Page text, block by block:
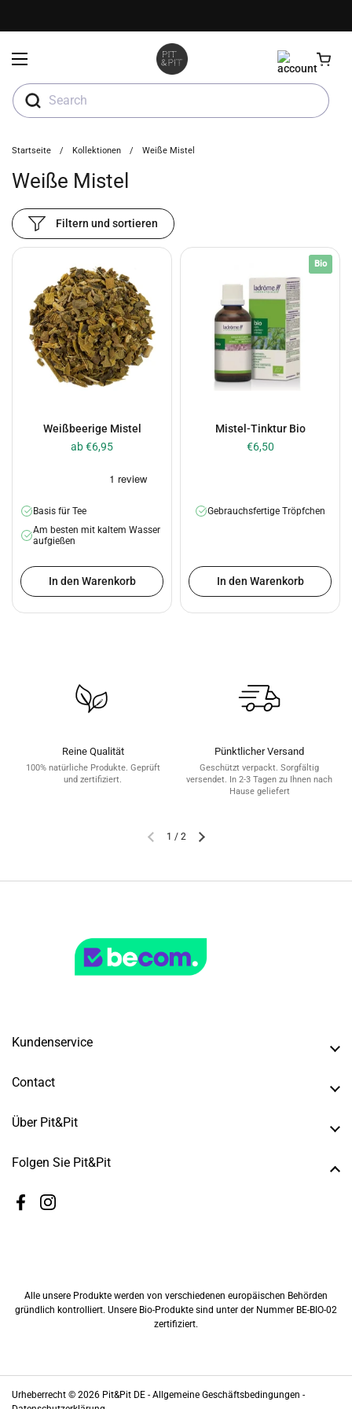
Search
Menü öffnen
Startseite / Kollektionen / Weiße Mistel
Weiße Mistel
Filtern und sortieren
Weißbeerige Mistel
ab €6,95
Basis für Tee
Am besten mit kaltem Wasser
aufgießen
In den Warenkorb
Mistel-Tinktur Bio
€6,50
Gebrauchsfertige Tröpfchen
In den Warenkorb
Bio
Reine Qualität
100% natürliche Produkte. Geprüft
und zertifiziert.
Pünktlicher Versand
Geschützt verpackt. Sorgfältig
versendet. In 2-3 Tagen zu Ihnen nach
Hause geliefert
1 / 2
Kundenservice
Contact
Über Pit&Pit
Folgen Sie Pit&Pit
FacebookInstagram
Alle unsere Produkte werden von verschiedenen europäischen Behörden
gründlich kontrolliert. Unsere Bio-Produkte sind unter der Nummer BE-BIO-02
zertifiziert.
Urheberrecht © 2026 Pit&Pit DE - Allgemeine Geschäftsbedingungen -